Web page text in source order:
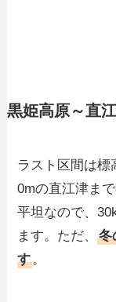
黒姫高原～直
ラスト区間は標
0mの直江津ま
平坦なので、
ます。ただ、冬
す。